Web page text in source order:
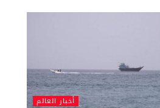
أخبار العالم